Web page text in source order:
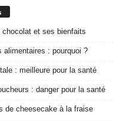
et ses bienfaits
alimentaires : pourquoi ?
: meilleure pour la santé
: danger pour la santé
de cheesecake à la fraise